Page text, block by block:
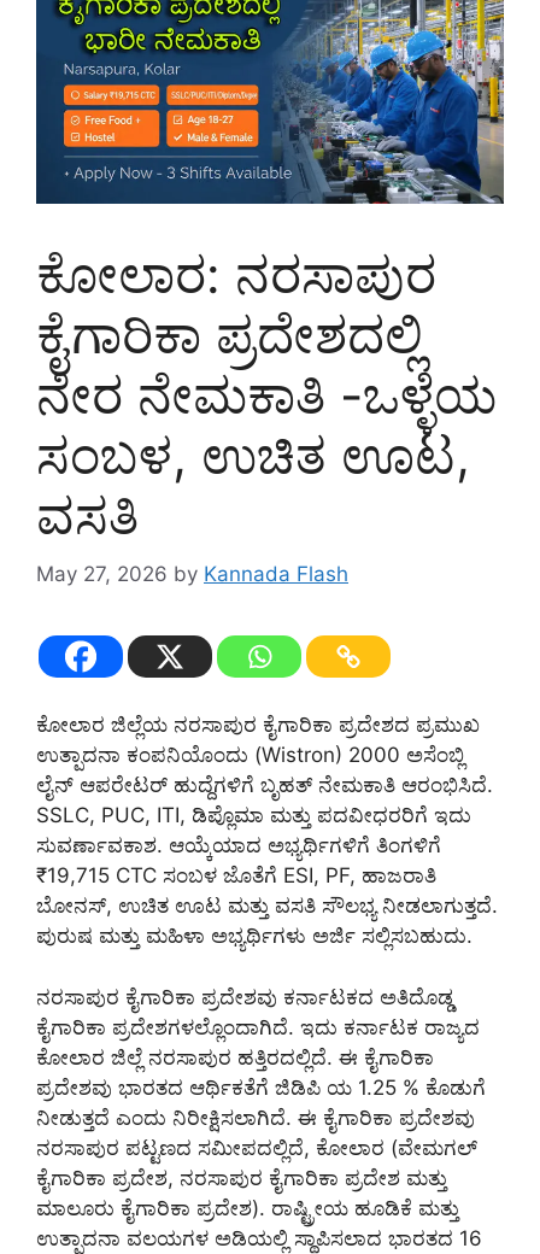
ಕೋಲಾರ: ನರಸಾಪುರ
ಕೈಗಾರಿಕಾ ಪ್ರದೇಶದಲ್ಲಿ
ನೇರ ನೇಮಕಾತಿ -ಒಳ್ಳೆಯ
ಸಂಬಳ, ಉಚಿತ ಊಟ,
ವಸತಿ
May 27, 2026 by Kannada Flash
ಕೋಲಾರ ಜಿಲ್ಲೆಯ ನರಸಾಪುರ ಕೈಗಾರಿಕಾ ಪ್ರದೇಶದ ಪ್ರಮುಖ
ಉತ್ಪಾದನಾ ಕಂಪನಿಯೊಂದು (Wistron) 2000 ಅಸೆಂಬ್ಲಿ
ಲೈನ್ ಆಪರೇಟರ್ ಹುದ್ದೆಗಳಿಗೆ ಬೃಹತ್ ನೇಮಕಾತಿ ಆರಂಭಿಸಿದೆ.
SSLC, PUC, ITI, ಡಿಪ್ಲೊಮಾ ಮತ್ತು ಪದವೀಧರರಿಗೆ ಇದು
ಸುವರ್ಣಾವಕಾಶ. ಆಯ್ಕೆಯಾದ ಅಭ್ಯರ್ಥಿಗಳಿಗೆ ತಿಂಗಳಿಗೆ
₹19,715 CTC ಸಂಬಳ ಜೊತೆಗೆ ESI, PF, ಹಾಜರಾತಿ
ಬೋನಸ್, ಉಚಿತ ಊಟ ಮತ್ತು ವಸತಿ ಸೌಲಭ್ಯ ನೀಡಲಾಗುತ್ತದೆ.
ಪುರುಷ ಮತ್ತು ಮಹಿಳಾ ಅಭ್ಯರ್ಥಿಗಳು ಅರ್ಜಿ ಸಲ್ಲಿಸಬಹುದು.
ನರಸಾಪುರ ಕೈಗಾರಿಕಾ ಪ್ರದೇಶವು ಕರ್ನಾಟಕದ ಅತಿದೊಡ್ಡ
ಕೈಗಾರಿಕಾ ಪ್ರದೇಶಗಳಲ್ಲೊಂದಾಗಿದೆ. ಇದು ಕರ್ನಾಟಕ ರಾಜ್ಯದ
ಕೋಲಾರ ಜಿಲ್ಲೆ ನರಸಾಪುರ ಹತ್ತಿರದಲ್ಲಿದೆ. ಈ ಕೈಗಾರಿಕಾ
ಪ್ರದೇಶವು ಭಾರತದ ಆರ್ಥಿಕತೆಗೆ ಜಿಡಿಪಿ ಯ 1.25 % ಕೊಡುಗೆ
ನೀಡುತ್ತದೆ ಎಂದು ನಿರೀಕ್ಷಿಸಲಾಗಿದೆ. ಈ ಕೈಗಾರಿಕಾ ಪ್ರದೇಶವು
ನರಸಾಪುರ ಪಟ್ಟಣದ ಸಮೀಪದಲ್ಲಿದೆ, ಕೋಲಾರ (ವೇಮಗಲ್
ಕೈಗಾರಿಕಾ ಪ್ರದೇಶ, ನರಸಾಪುರ ಕೈಗಾರಿಕಾ ಪ್ರದೇಶ ಮತ್ತು
ಮಾಲೂರು ಕೈಗಾರಿಕಾ ಪ್ರದೇಶ). ರಾಷ್ಟ್ರೀಯ ಹೂಡಿಕೆ ಮತ್ತು
ಉತ್ಪಾದನಾ ವಲಯಗಳ ಅಡಿಯಲ್ಲಿ ಸ್ಥಾಪಿಸಲಾದ ಭಾರತದ 16